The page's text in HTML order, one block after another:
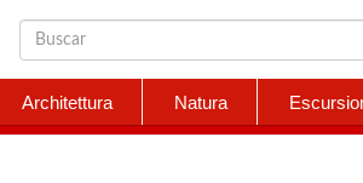
Architettura Natura